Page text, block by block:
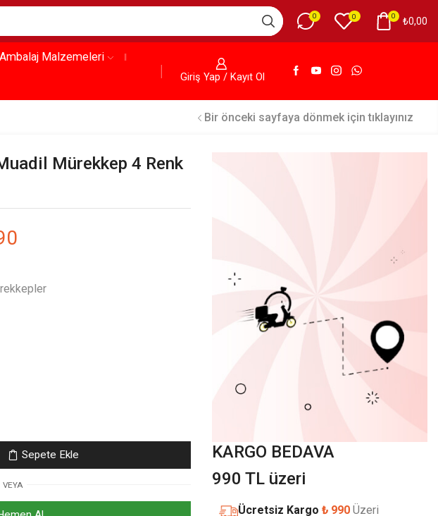
0 0 0 ₺0,00
Ambalaj Malzemeleri
Giriş Yap / Kayıt Ol
Bir önceki sayfaya dönmek için tıklayınız
Mürekkep 4 Renk
Sepete Ekle
VEYA
KARGO BEDAVA
990 TL üzeri
Ücretsiz Kargo ₺ 990 Üzeri